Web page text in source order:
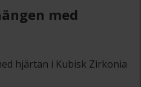
med
hjärtan i Kubisk Zirkonia